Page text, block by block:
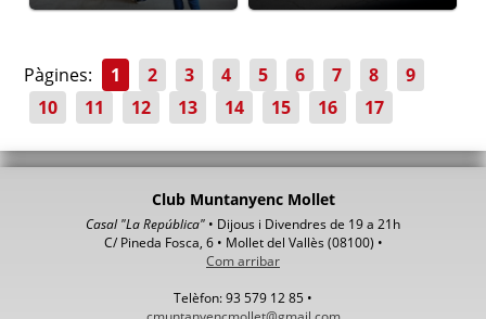
Pàgines: 1 2 3 4 5 6 7 8
9
10
11 12 13 14 15 16 17
Club Muntanyenc Mollet
Casal "La República" • Dijous i Divendres de 19 a 21h
C/ Pineda Fosca, 6 • Mollet del Vallès (08100) •
Com arribar
Telèfon: 93 579 12 85 •